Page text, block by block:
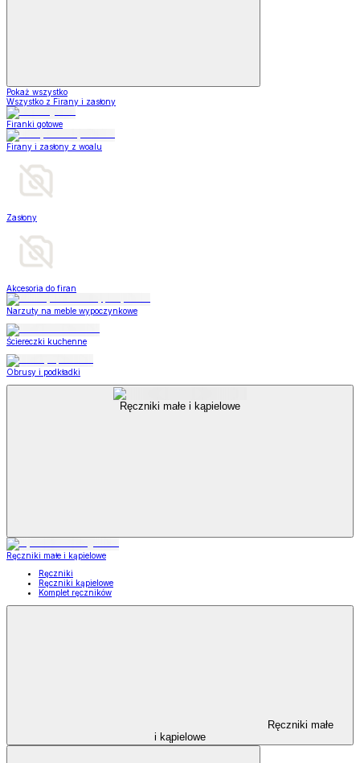
Pokaż wszystko
Wszystko z Firany i zasłony
Firanki gotowe
Firany i zasłony z woalu
Zasłony
Akcesoria do firan
Narzuty na meble wypoczynkowe
Ściereczki kuchenne
Obrusy i podkładki
Ręczniki małe i kąpielowe
Ręczniki małe i kąpielowe
Ręczniki
Ręczniki kąpielowe
Komplet ręczników
Ręczniki małe
i kąpielowe